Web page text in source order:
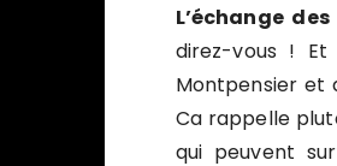
L’échange
direz-vous ! Et
Montpensier et
Ca rappelle
qui peuvent